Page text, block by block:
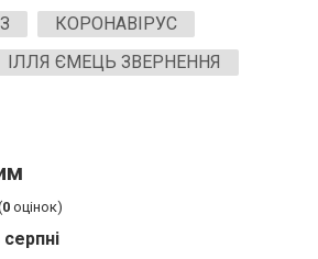
КОРОНАВІРУС
ІЛЛЯ ЄМЕЦЬ ЗВЕРНЕННЯ
0 оцінок)